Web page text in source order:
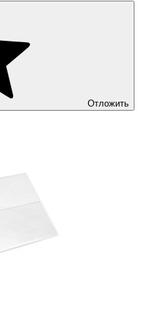
Отложить